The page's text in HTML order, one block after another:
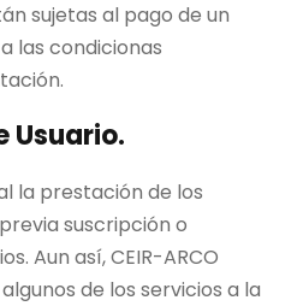
sujetas al pago de un
las condicionas
Usuario.
la prestación de los
suscripción o
Aun así, CEIR-ARCO
de los servicios a la